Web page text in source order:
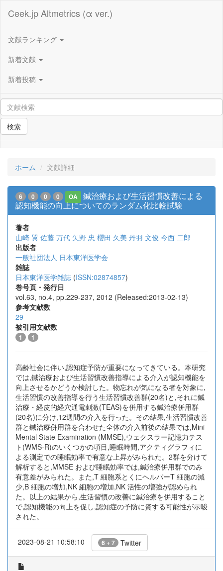
Ceek.jp Altmetrics (α ver.)
文献ランキング
新着文献
新着投稿
検索
ホーム 文献詳細
6 0 0 0 OA
鍼治療および生活習慣改善による
認知機能の向上についてのランダム化比較試験
著者
山崎 翼 佐藤 万代 矢野 忠 櫻田 久美 丹羽 文俊 今西 二郎
出版者
一般社団法人 日本東洋医学会
雑誌
日本東洋医学雑誌 (ISSN:02874857)
巻号頁・発行日
vol.63, no.4, pp.229-237, 2012 (Released:2013-02-13)
参考文献数
29
被引用文献数
1 1
高齢社会に伴い,認知症予防が重要になってきている。本研究
では,鍼治療および生活習慣改善指導による介入が認知機能を
向上させるかどうか検討した。物忘れが気になる者を対象に,
生活習慣の改善指導を行う生活習慣改善群(20名)と,それに鍼
治療・経皮的経穴通電刺激(TEAS)を併用する鍼治療併用群
(20名)に分け,12週間の介入を行った。その結果,生活習慣改善
群と鍼治療併用群を合わせた全体の介入前後の結果では,Mini
Mental State Examination (MMSE),ウェクスラー記憶力テス
ト(WMS-R)のいくつかの項目,睡眠時間,アクティグラフィに
よる測定での睡眠効率で有意な上昇がみられた。2群を分けて
解析すると,MMSE および睡眠効率では,鍼治療併用群でのみ
有意差がみられた。また,T 細胞系とくにヘルパーT 細胞の減
少,B 細胞の増加,NK 細胞の増加,NK 活性の増強が認められ
た。以上の結果から,生活習慣の改善に鍼治療を併用すること
で,認知機能の向上を促し,認知症の予防に資する可能性が示唆
された。
2023-08-21 10:58:10 6 + 7 Twitter